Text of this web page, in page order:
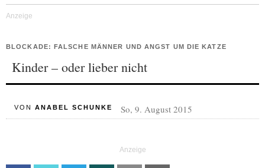
BLOCKADE: FALSCHE MÄNNER UND ANGST UM DIE KATZE
Kinder – oder lieber nicht
VON ANABEL SCHUNKE So, 9. August 2015